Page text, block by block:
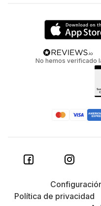
No hemos verificado
Política de privacidad